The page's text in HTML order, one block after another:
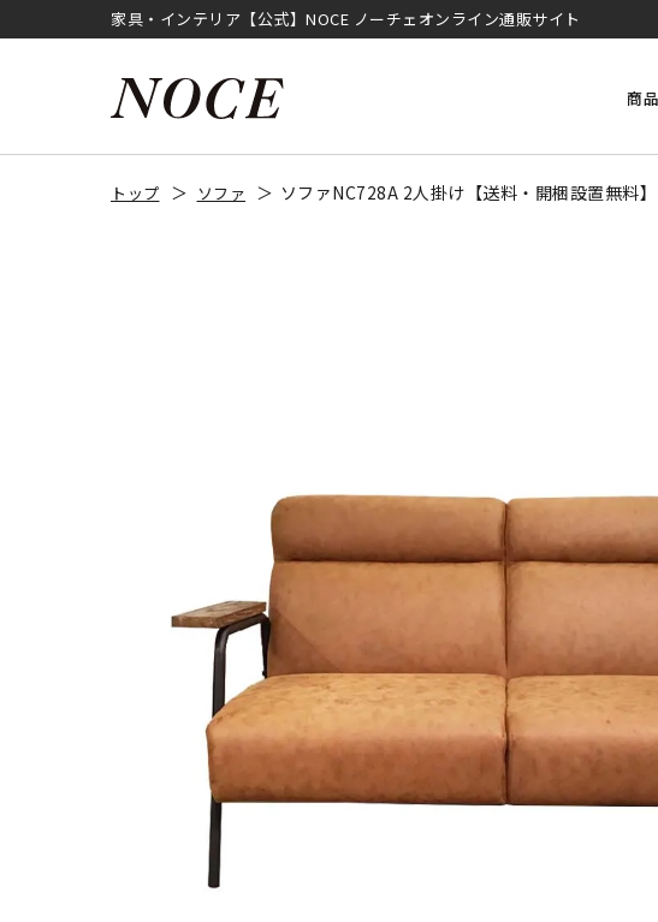
家具・インテリア【公式】NOCE ノーチェオンライン通販サイト
商
トップ ソファ ソファNC728A 2人掛け【送料・開梱設置無料